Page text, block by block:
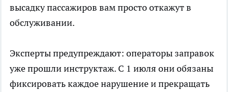
высадку пассажиров вам просто откажут в
обслуживании.
Эксперты предупреждают: операторы заправок
уже прошли инструктаж. С 1 июля они обязаны
фиксировать каждое нарушение и прекращать